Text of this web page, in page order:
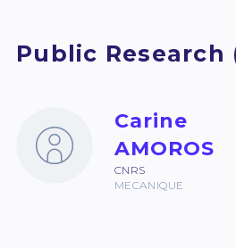
Public
Carine
AMOROS
CNRS
MECANIQUE